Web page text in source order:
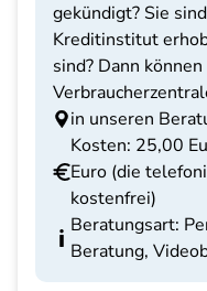
gekündigt? Sie
Kreditinstitut
sind? Dann
in unseren
Kosten: 25,00
Euro (die
kostenfrei)
Beratungsart:
Beratung,